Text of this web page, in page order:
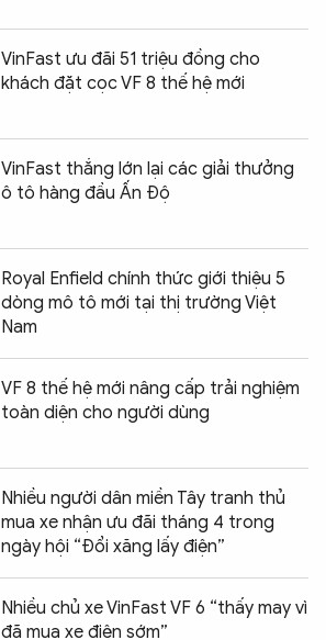
VinFast ưu đãi 51 triệu đồng cho
khách đặt cọc VF 8 thế hệ mới
VinFast thắng lớn lại các giải thưởng
ô tô hàng đầu Ấn Độ
Royal Enfield chính thức giới thiệu 5
dòng mô tô mới tại thị trường Việt
Nam
VF 8 thế hệ mới nâng cấp trải nghiệm
toàn diện cho người dùng
Nhiều người dân miền Tây tranh thủ
mua xe nhận ưu đãi tháng 4 trong
ngày hội “Đổi xăng lấy điện”
Nhiều chủ xe VinFast VF 6 “thấy may vì
đã mua xe điện sớm”